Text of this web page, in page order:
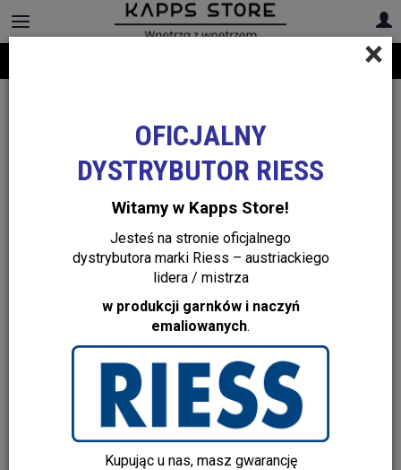
+48 22 299 19 84
×
OFICJALNY
DYSTRYBUTOR RIESS
Witamy w Kapps Store!
Jesteś na stronie oficjalnego
dystrybutora marki Riess – austriackiego
lidera / mistrza
w produkcji garnków i naczyń
emaliowanych.
Kupując u nas, masz gwarancję